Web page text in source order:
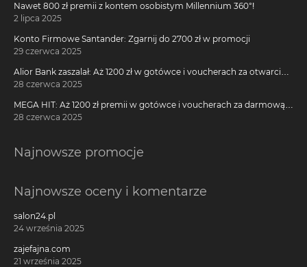
Nawet 800 zł premii z kontem osobistym Millennium 360°!
2 lipca 2025
Konto Firmowe Santander: Zgarnij do 2700 zł w promocji
29 czerwca 2025
Alior Bank zaszalał: Aż 1200 zł w gotówce i voucherach za otwarcie
darmowego konta!
28 czerwca 2025
MEGA HIT: Aż 1200 zł premii w gotówce i voucherach za darmową
kartę kredytową Citi Simplicity
28 czerwca 2025
Najnowsze promocje
Najnowsze oceny i komentarze
salon24.pl
24 września 2025
zajefajna.com
21 września 2025